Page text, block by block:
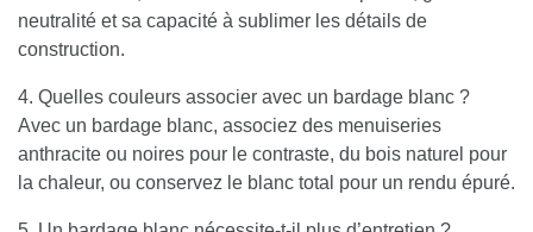
neutralité et sa capacité à sublimer les détails de
construction.
4. Quelles couleurs associer avec un bardage blanc ?
Avec un bardage blanc, associez des menuiseries
anthracite ou noires pour le contraste, du bois naturel pour
la chaleur, ou conservez le blanc total pour un rendu épuré.